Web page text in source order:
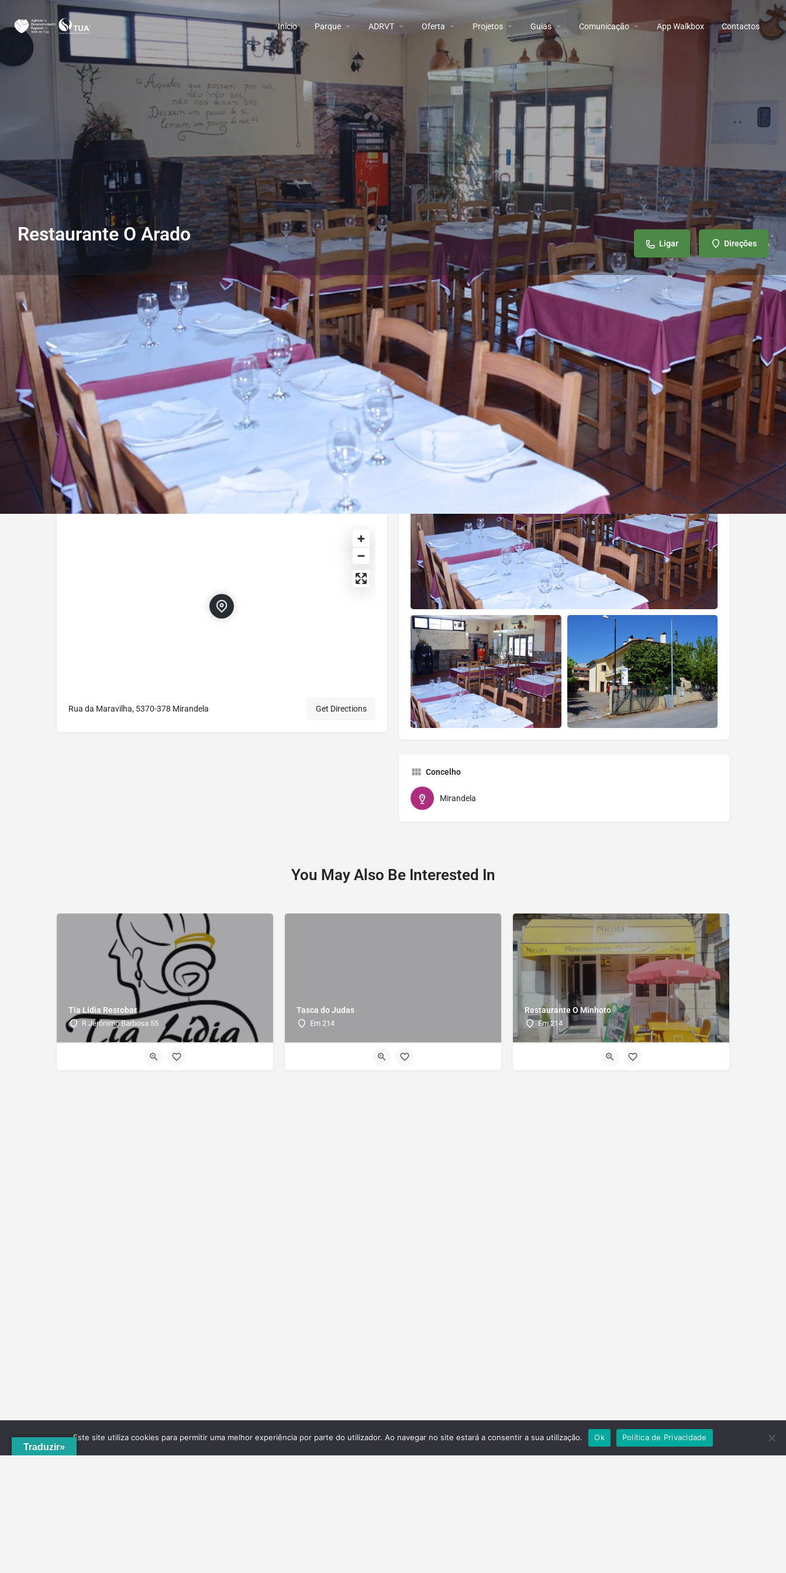
Início Parque ADRVT Oferta Projetos Guias Comunicação App Walkbox Contactos
Restaurante O Arado Ligar Direções
Perfil Avaliações
Ligar Enviar email Partilhar Deixa uma Avaliação
Descrição
O Restaurante O Arado proporciona aos seus clientes desfrutar de vários sabores
tradicionais numa só refeição à Hora do Jantar (Petiscos). Serve ainda, refeições
diárias à hora de almoço à base de Carnes Assadas na brasa.
ENCERRADOS: Domingo (jantar)
Localização
Rua da Maravilha, 5370-378 Mirandela Get Directions
Galeria
Concelho
Mirandela
You May Also Be Interested In
Tia Lídia Restobar
R Jerónimo Barbosa 55
Tasca do Judas
Em 214
Restaurante O Minhoto
Em 214
Traduzir»
Este site utiliza cookies para permitir uma melhor experiência por parte do utilizador. Ao navegar no site estará a consentir a sua utilização. Ok Política de Privacidade